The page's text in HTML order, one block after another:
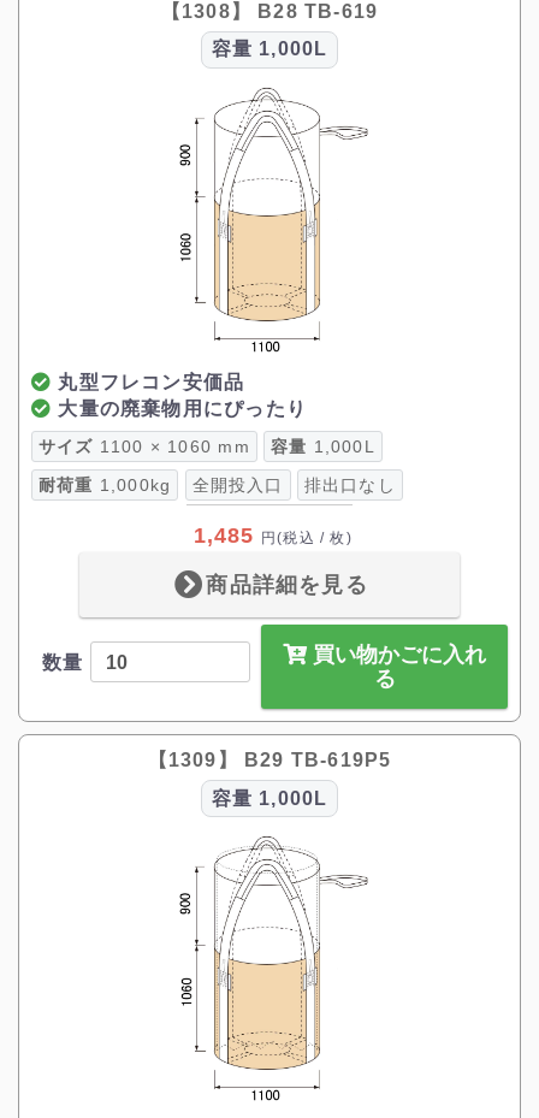
【1308】 B28 TB-619
容量 1,000L
丸型フレコン安価品
大量の廃棄物用にぴったり
サイズ 1100 × 1060 mm 容量 1,000L
耐荷重 1,000kg 全開投入口 排出口なし
1,485 円(税込 / 枚)
商品詳細を見る
数量
買い物かごに入れ
る
【1309】 B29 TB-619P5
容量 1,000L